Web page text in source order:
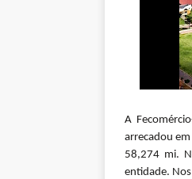
A
arrecadou
58,274 mi.
entidade.